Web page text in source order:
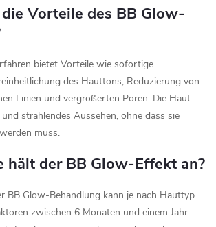
Vorteile des BB Glow-
bietet Vorteile wie sofortige
des Hauttons, Reduzierung von
Linien und vergrößerten Poren. Die Haut
strahlendes Aussehen, ohne dass sie
muss.
hält der BB Glow-Effekt an?
BB Glow-Behandlung kann je nach Hauttyp
zwischen 6 Monaten und einem Jahr